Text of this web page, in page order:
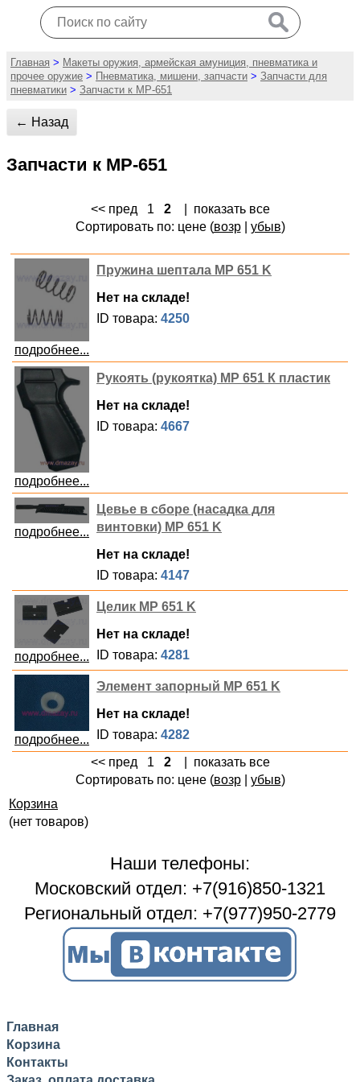
Главная > Макеты оружия, армейская амуниция, пневматика и
прочее оружие > Пневматика, мишени, запчасти > Запчасти для
пневматики > Запчасти к МР-651
← Назад
Запчасти к МР-651
<< пред 1 2| показать все
Сортировать по: цене (возр| убыв)
подробнее...
Пружина шептала МР 651 K
Нет на складе!
ID товара: 4250
подробнее...
Рукоять (рукоятка) МР 651 К пластик
Нет на складе!
ID товара: 4667
подробнее...
Цевье в сборе (насадка для
винтовки) МР 651 K
Нет на складе!
ID товара: 4147
подробнее...
Целик МР 651 K
Нет на складе!
ID товара: 4281
подробнее...
Элемент запорный МР 651 K
Нет на складе!
ID товара: 4282
<< пред
1 2| показать все
Сортировать по: цене (возр| убыв)
Корзина
(нет товаров)
Наши телефоны:
Московский отдел: +7(916)850-1321
Региональный отдел: +7(977)950-2779
Главная
Корзина
Контакты